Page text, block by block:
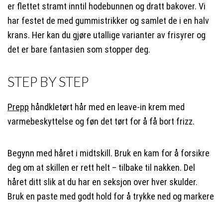
er flettet stramt inntil hodebunnen og dratt bakover. Vi
har festet de med gummistrikker og samlet de i en halv
krans. Her kan du gjøre utallige varianter av frisyrer og
det er bare fantasien som stopper deg.
STEP BY STEP
Prepp håndkletørt hår med en leave-in krem med
varmebeskyttelse og føn det tørt for å få bort frizz.
Begynn med håret i midtskill. Bruk en kam for å forsikre
deg om at skillen er rett helt – tilbake til nakken. Del
håret ditt slik at du har en seksjon over hver skulder.
Bruk en paste med godt hold for å trykke ned og markere